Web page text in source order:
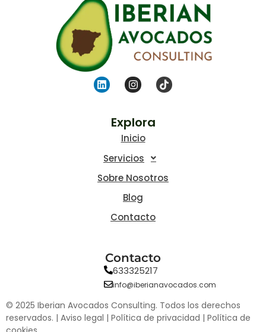
Explora
Inicio
Servicios
Sobre Nosotros
Blog
Contacto
Contacto
633325217
info@iberianavocados.com
© 2025 Iberian Avocados Consulting. Todos los derechos
reservados. | Aviso legal | Política de privacidad | Política de